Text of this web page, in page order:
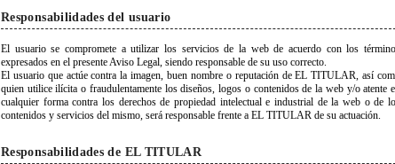
Responsabilidades del usuario
El usuario se compromete a utilizar los servicios de la web de acuerdo con los
expresados en el presente Aviso Legal, siendo responsable de su uso correcto.
El usuario que actúe contra la imagen, buen nombre o reputación de EL TITULAR, así
quien utilice ilícita o fraudulentamente los diseños, logos o contenidos de la web y/o atente
cualquier forma contra los derechos de propiedad intelectual e industrial de la web o de
contenidos y servicios del mismo, será responsable frente a EL TITULAR de su actuación.
Responsabilidades de EL TITULAR